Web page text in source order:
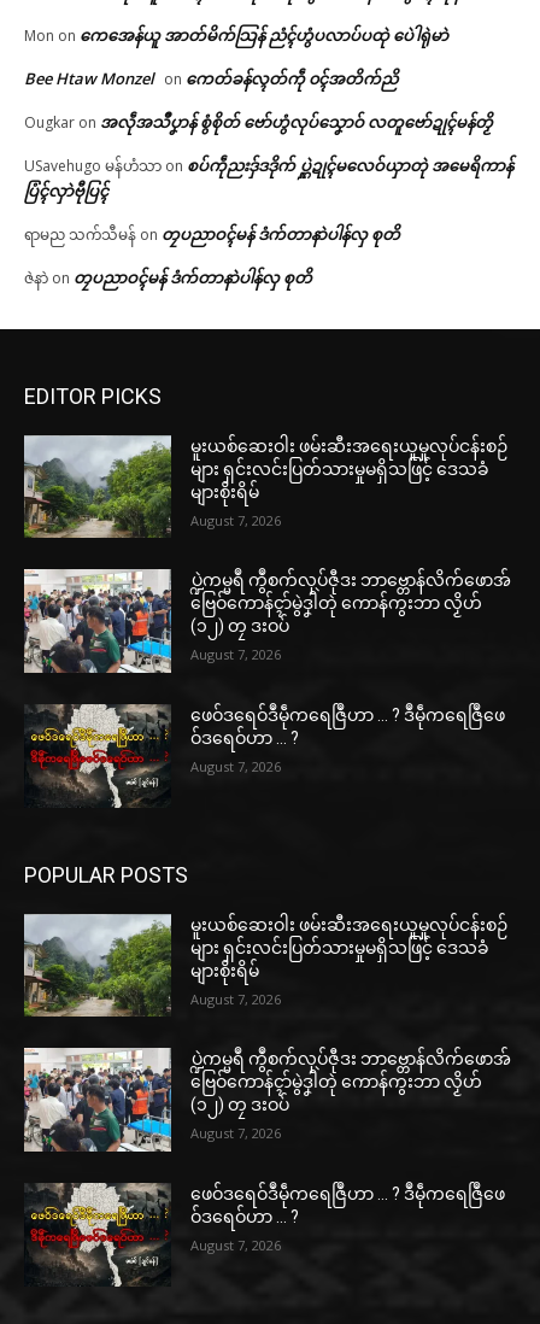
Mon on ကေအေန်ယူ အာတ်မိက်သြန် ညံၚ်ဟွံပလာပ်ပထုဲ ပေဲါရုဲမာဲ
Bee Htaw Monzel on ကေတ်ခန်လ္ၚတ်ကဵု ၀ၚ်အတိက်ညိ
Ougkar on အလဵုအသဳပၞာန် စွံစိုတ် ဗော်ဟွံလုပ်သၞောဝ် လတူဗော်ဍုၚ်မန်တၟိ
USavehugo မန်ဟံသာ on စပ်ကဵုညးဒှ်ဒဒိုက် ပ္ဋဲဍုၚ်မလေဝ်ယှာတုဲ အမေရိကာန်
ပြံၚ်လှာဲဗီုပြၚ်
ရာမည သက်သီမန် on တၠပညာဝၚ်မန် ဒံက်တာနာဲပါန်လှ စုတိ
ဇဲနာဲ on တၠပညာဝၚ်မန် ဒံက်တာနာဲပါန်လှ စုတိ
EDITOR PICKS
မူးယစ်ဆေးဝါး ဖမ်းဆီးအရေးယူမှုလုပ်ငန်းစဉ်
များ ရှင်းလင်းပြတ်သားမှုမရှိသဖြင့် ဒေသခံ
များစိုးရိမ်
August 7, 2026
ပ္ဍဲကမ္မရဳ ကွဳစက်လုပ်ဇီုဒး ဘာဗ္တောန်လိက်ဖောအ်
ဗြေဝ်ကောန်ၚာ်မွဲဒၞါဲတုဲ ကောန်ကွးဘာ လၟိဟ်
(၁၂) တၠ ဒးဝပ်
August 7, 2026
ဖေဝ်ဒရေဝ်ဒဳမဵုကရေဇြဳဟာ … ? ဒဳမဵုကရေဇြဳဖေ
ဝ်ဒရေဝ်ဟာ … ?
August 7, 2026
POPULAR POSTS
မူးယစ်ဆေးဝါး ဖမ်းဆီးအရေးယူမှုလုပ်ငန်းစဉ်
များ ရှင်းလင်းပြတ်သားမှုမရှိသဖြင့် ဒေသခံ
များစိုးရိမ်
August 7, 2026
ပ္ဍဲကမ္မရဳ ကွဳစက်လုပ်ဇီုဒး ဘာဗ္တောန်လိက်ဖောအ်
ဗြေဝ်ကောန်ၚာ်မွဲဒၞါဲတုဲ ကောန်ကွးဘာ လၟိဟ်
(၁၂) တၠ ဒးဝပ်
August 7, 2026
ဖေဝ်ဒရေဝ်ဒဳမဵုကရေဇြဳဟာ … ? ဒဳမဵုကရေဇြဳဖေ
ဝ်ဒရေဝ်ဟာ … ?
August 7, 2026